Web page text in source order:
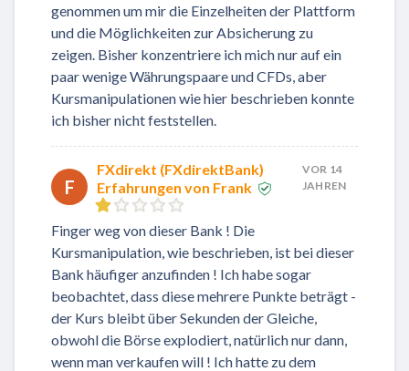
genommen um mir die Einzelheiten der Plattform
und die Möglichkeiten zur Absicherung zu
zeigen. Bisher konzentriere ich mich nur auf ein
paar wenige Währungspaare und CFDs, aber
Kursmanipulationen wie hier beschrieben konnte
ich bisher nicht feststellen.
F
FXdirekt (FXdirektBank)
Erfahrungen von Frank
VOR 14
JAHREN
Finger weg von dieser Bank ! Die
Kursmanipulation, wie beschrieben, ist bei dieser
Bank häufiger anzufinden ! Ich habe sogar
beobachtet, dass diese mehrere Punkte beträgt -
der Kurs bleibt über Sekunden der Gleiche,
obwohl die Börse explodiert, natürlich nur dann,
wenn man verkaufen will ! Ich hatte zu dem